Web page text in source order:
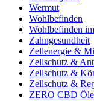
Wermut
Wohlbefinden
Wohlbefinden
Zahngesundheit
Zellenergie &
Zellschutz &
Zellschutz &
Zellschutz &
ZERO CBD Öle